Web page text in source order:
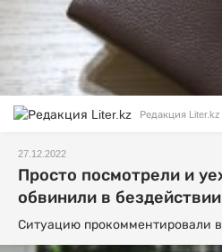
Редакция Liter.kz
27.12.2022
Просто посмотрели и
обвинили в
Ситуацию прокомментировали